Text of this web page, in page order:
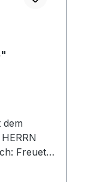
Freuet